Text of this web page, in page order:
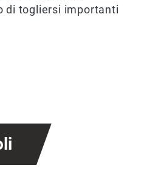
di togliersi importanti